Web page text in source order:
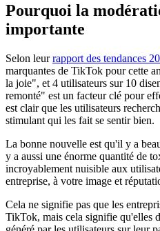
Pourquoi la
importante
Selon leurrapport des tendances
marquantes de TikTok pour cette
la joie", et 4 utilisateurs sur 10
remonté" est un facteur clé pour
est clair que les utilisateurs
stimulant qui les fait se sentir bien.
La bonne nouvelle est qu'il y a
y a aussi une énorme quantité de
incroyablement nuisible aux
entreprise, à votre image et
Cela ne signifie pas que les
TikTok, mais cela signifie qu'elles